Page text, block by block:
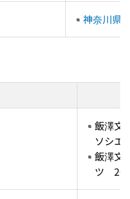
神奈川県
飯澤文
ソシエ
飯澤文
ツ　